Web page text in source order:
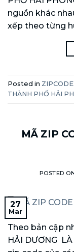
nguồn khác
xếp theo từng
Posted in ZIPCODE
THÀNH PHỐ HẢI
MÃ ZIP
POSTED
27
Mar
Theo bản cập
HẢI DƯƠNG